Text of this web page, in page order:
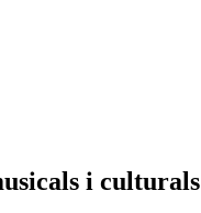
i culturals